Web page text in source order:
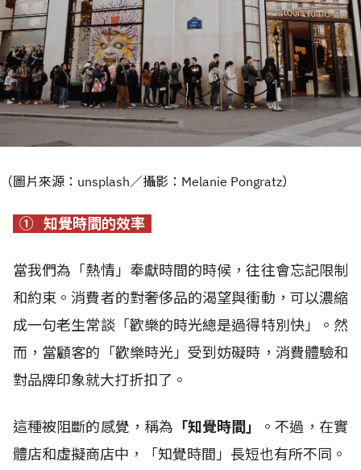
（圖片來源：unsplash／攝影：Melanie Pongratz）
① 知覺時間的效率
當我們為「熱情」奉獻時間的時候，往往會忘記限制
和約束。消費者的對奢侈品的渴望與衝動，可以濃縮
成一句老生常談「歡樂的時光總是過得特別快」。然
而，當顧客的「歡樂時光」受到妨礙時，消費體驗和
對品牌印象就大打折扣了。
這種被阻斷的感覺，稱為 「知覺時間」
。不過，在實
體店和虛擬商店中，「知覺時間」長短也有所不同。